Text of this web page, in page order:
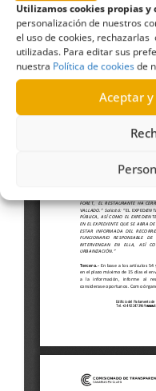
Utilizamos cookies propias y
personalización de nuestros
el uso de cookies,
utilizadas. Para editar sus
nuestra Política de cookiesde
Aceptar